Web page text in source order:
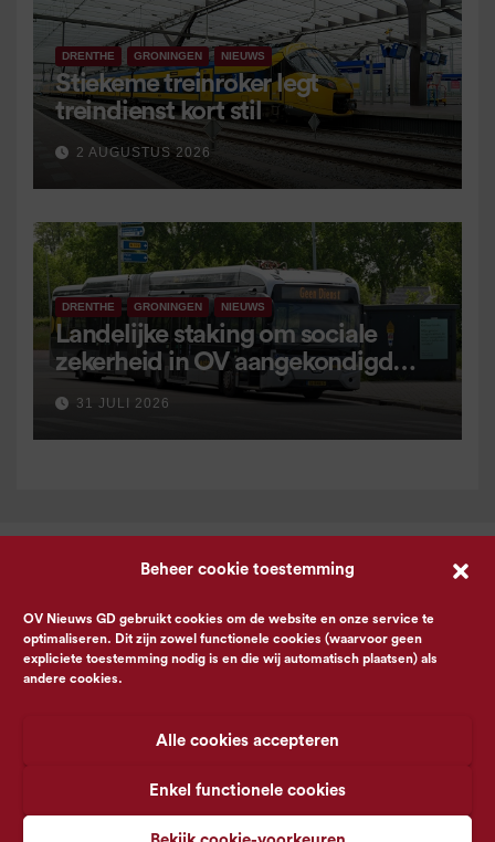
Beheer cookie toestemming
OV Nieuws GD gebruikt cookies om de website en onze service te
optimaliseren. Dit zijn zowel functionele cookies (waarvoor geen
expliciete toestemming nodig is en die wij automatisch plaatsen) als
andere cookies.
Alle cookies accepteren
Enkel functionele cookies
DRENTHE GRONINGEN NIEUWS
Stiekeme treinroker legt
treindienst kort stil
2 AUGUSTUS 2026
DRENTHE GRONINGEN NIEUWS
Landelijke staking om sociale
zekerheid in OV aangekondigd
voor 9 september
31 JULI 2026